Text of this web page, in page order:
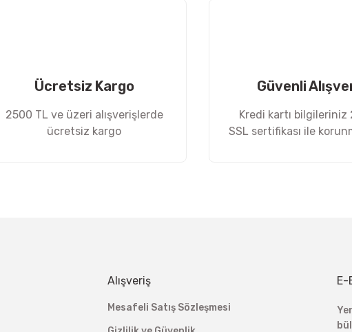
Ücretsiz Kargo
2500 TL ve üzeri alışverişlerde
ücretsiz kargo
Güvenli
Kredi kartı bilgileriniz
SSL sertifikası ile
Alışveriş
Mesafeli Satış Sözleşmesi
E-